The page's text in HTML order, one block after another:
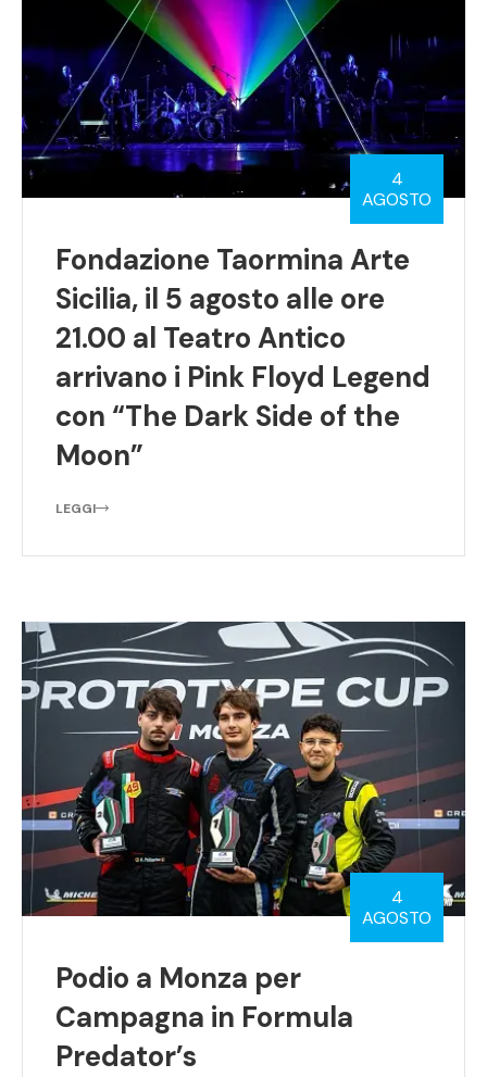
4
AGOSTO
Fondazione Taormina Arte
Sicilia, il 5 agosto alle ore
21.00 al Teatro Antico
arrivano i Pink Floyd Legend
con “The Dark Side of the
Moon”
LEGGI
4
AGOSTO
Podio a Monza per
Campagna in Formula
Predator’s